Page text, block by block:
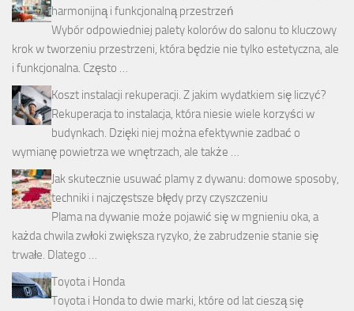
harmonijną i funkcjonalną przestrzeń
Wybór odpowiedniej palety kolorów do salonu to kluczowy
krok w tworzeniu przestrzeni, która będzie nie tylko estetyczna, ale
i funkcjonalna. Często …
Koszt instalacji rekuperacji. Z jakim wydatkiem się liczyć?
Rekuperacja to instalacja, która niesie wiele korzyści w
budynkach. Dzięki niej można efektywnie zadbać o
wymianę powietrza we wnętrzach, ale także …
Jak skutecznie usuwać plamy z dywanu: domowe sposoby,
techniki i najczęstsze błędy przy czyszczeniu
Plama na dywanie może pojawić się w mgnieniu oka, a
każda chwila zwłoki zwiększa ryzyko, że zabrudzenie stanie się
trwałe. Dlatego …
Toyota i Honda
Toyota i Honda to dwie marki, które od lat cieszą się